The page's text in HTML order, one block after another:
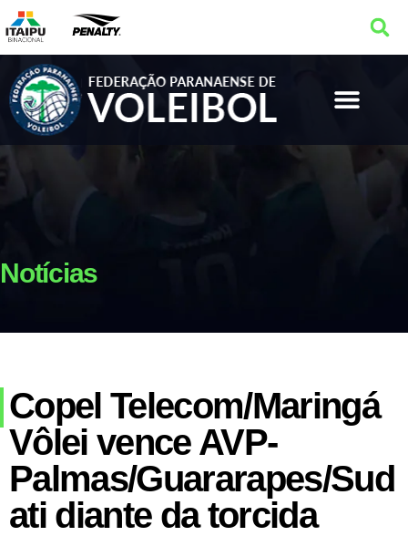
Notícias
Copel Telecom/Maringá
Vôlei vence AVP-
Palmas/Guararapes/Sud
ati diante da torcida